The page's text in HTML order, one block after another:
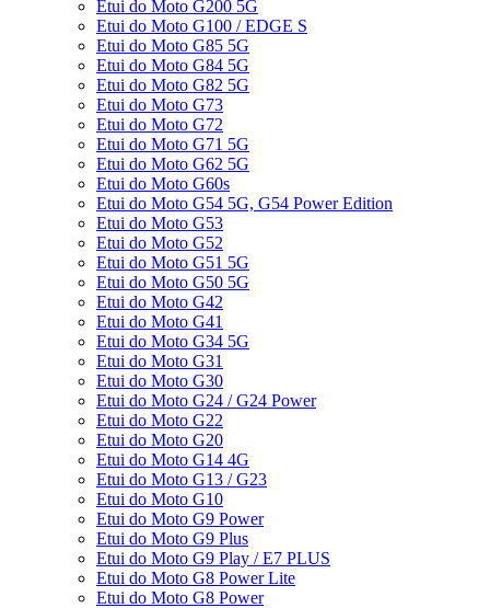
Etui do Moto G200 5G
Etui do Moto G100 / EDGE S
Etui do Moto G85 5G
Etui do Moto G84 5G
Etui do Moto G82 5G
Etui do Moto G73
Etui do Moto G72
Etui do Moto G71 5G
Etui do Moto G62 5G
Etui do Moto G60s
Etui do Moto G54 5G, G54 Power Edition
Etui do Moto G53
Etui do Moto G52
Etui do Moto G51 5G
Etui do Moto G50 5G
Etui do Moto G42
Etui do Moto G41
Etui do Moto G34 5G
Etui do Moto G31
Etui do Moto G30
Etui do Moto G24 / G24 Power
Etui do Moto G22
Etui do Moto G20
Etui do Moto G14 4G
Etui do Moto G13 / G23
Etui do Moto G10
Etui do Moto G9 Power
Etui do Moto G9 Plus
Etui do Moto G9 Play / E7 PLUS
Etui do Moto G8 Power Lite
Etui do Moto G8 Power